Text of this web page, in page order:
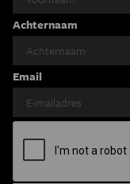
Achternaam
Email